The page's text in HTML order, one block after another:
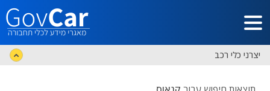
דלג לתוכן הראשי
יצרני כלי רכב